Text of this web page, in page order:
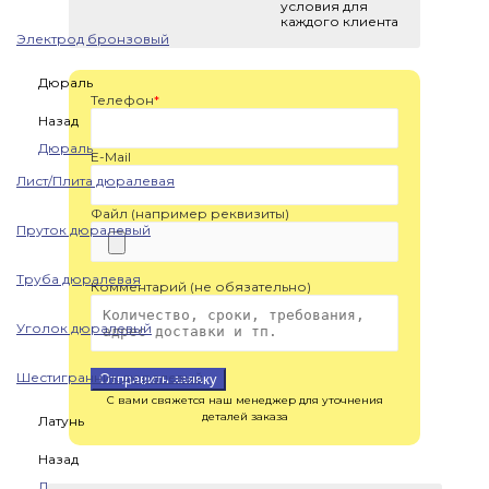
Электрод бронзовый
Дюраль
Назад
Дюраль
Лист/Плита дюралевая
Пруток дюралевый
Труба дюралевая
Уголок дюралевый
Шестигранник дюралевый
Латунь
Назад
условия для
каждого клиента
Телефон*
E-Mail
Файл (например реквизиты)
Комментарий (не обязательно)
Отправить заявку
С вами свяжется наш менеджер для уточнения
деталей заказа